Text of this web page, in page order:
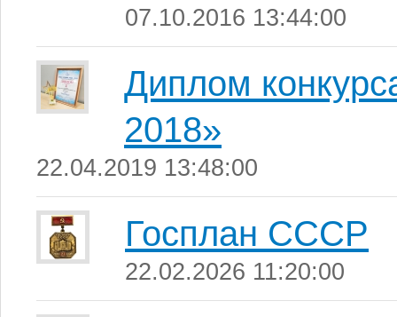
07.10.2016 13:44:00
Диплом
2018»
22.04.2019 13:48:00
Госплан СССР
22.02.2026 11:20:00